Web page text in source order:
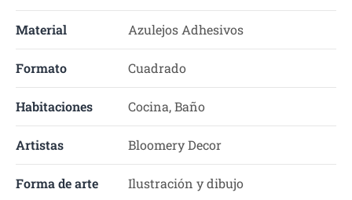
Material Azulejos Adhesivos
Formato Cuadrado
Habitaciones Cocina, Baño
Artistas Bloomery Decor
Forma de arte Ilustración y dibujo